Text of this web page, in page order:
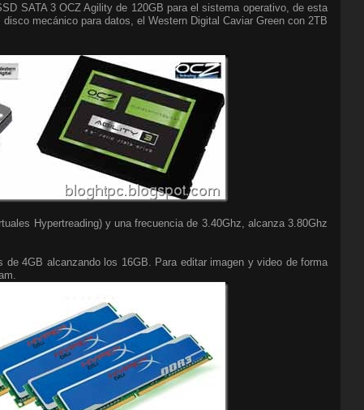
SATA 3 OCZ Agility de 120GB para el sistema operativo, de esta
mecánico para datos, el Western Digital Caviar Green con 2TB
Hypertreading) y una frecuencia de 3.40Ghz, alcanza 3.80Ghz
4GB alcanzando los 16GB. Para editar imagen y video de forma